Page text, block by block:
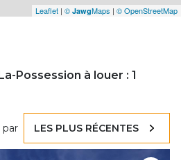
Leaflet | © JawgMaps | © OpenStreetMap
Possession à louer : 1
par LES PLUS RÉCENTES